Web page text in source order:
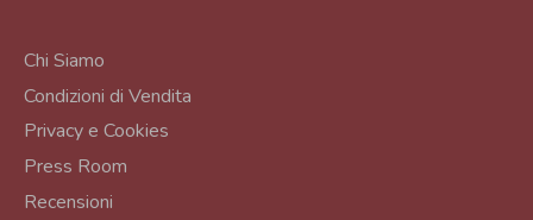
Chi Siamo
Condizioni di Vendita
Privacy e Cookies
Press Room
Recensioni